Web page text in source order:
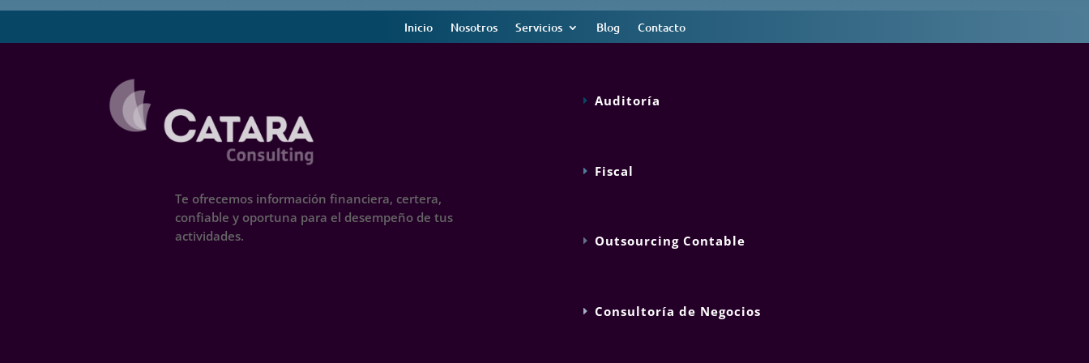
Inicio Nosotros Servicios Blog Contacto
Te ofrecemos información financiera, certera,
confiable y oportuna para el desempeño de tus
actividades.
Auditoría
Fiscal
Outsourcing Contable
Consultoría de Negocios